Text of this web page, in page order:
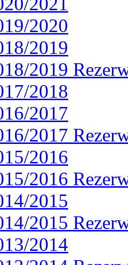
2020
2019
2019
2018
2017
2017
2016
2016
2015
2015
2014